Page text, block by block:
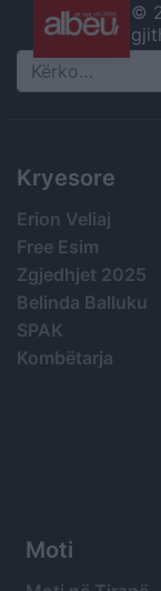
©
Search
Kryesore
Erion Veliaj
Free Esim
Zgjedhjet 2025
Belinda Balluku
SPAK
Kombëtarja
Moti